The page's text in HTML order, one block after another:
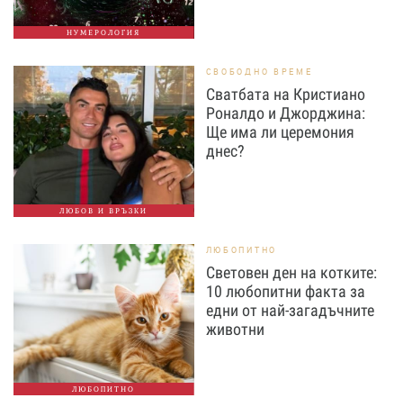
НУМЕРОЛОГИЯ
ЛЮБОВ И ВРЪЗКИ
СВОБОДНО ВРЕМЕ
Сватбата на Кристиано
Роналдо и Джорджина:
Ще има ли церемония
днес?
ЛЮБОПИТНО
ЛЮБОПИТНО
Световен ден на котките:
10 любопитни факта за
едни от най-загадъчните
животни